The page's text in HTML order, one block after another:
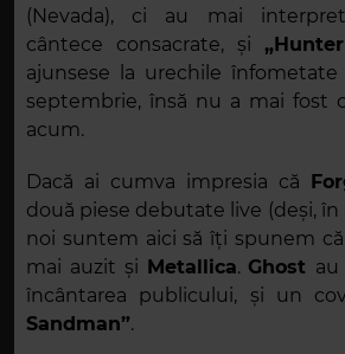
(Nevada), ci au mai
cântece consacrate, și
ajunsese la urechile
septembrie, însă nu a mai fost
acum.
Dacă ai cumva impresia că
două piese debutate live (deși,
noi suntem aici să îți spunem că
mai auzit și Metallica. Ghost
încântarea publicului, și un
Sandman”.